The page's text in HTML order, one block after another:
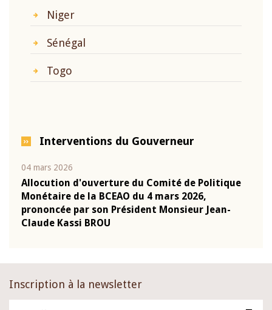
Niger
Sénégal
Togo
Interventions du Gouverneur
04 mars 2026
Allocution d'ouverture du Comité de Politique
Monétaire de la BCEAO du 4 mars 2026,
prononcée par son Président Monsieur Jean-
Claude Kassi BROU
Inscription à la newsletter